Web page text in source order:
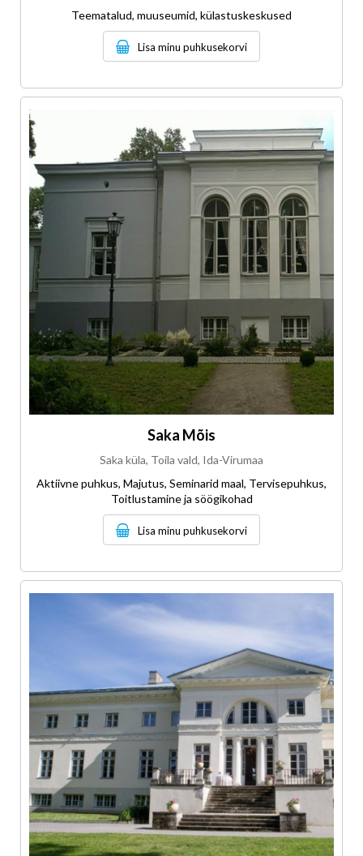
Teematalud, muuseumid, külastuskeskused
Lisa minu puhkusekorvi
Saka Mõis
Saka küla, Toila vald, Ida-Virumaa
Aktiivne puhkus, Majutus, Seminarid maal, Tervisepuhkus,
Toitlustamine ja söögikohad
Lisa minu puhkusekorvi